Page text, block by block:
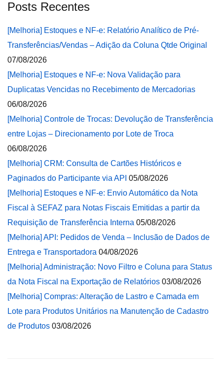
Posts Recentes
[Melhoria] Estoques e NF-e: Relatório Analítico de Pré-
Transferências/Vendas – Adição da Coluna Qtde Original
07/08/2026
[Melhoria] Estoques e NF-e: Nova Validação para
Duplicatas Vencidas no Recebimento de Mercadorias
06/08/2026
[Melhoria] Controle de Trocas: Devolução de Transferência
entre Lojas – Direcionamento por Lote de Troca
06/08/2026
[Melhoria] CRM: Consulta de Cartões Históricos e
Paginados do Participante via API 05/08/2026
[Melhoria] Estoques e NF-e: Envio Automático da Nota
Fiscal à SEFAZ para Notas Fiscais Emitidas a partir da
Requisição de Transferência Interna 05/08/2026
[Melhoria] API: Pedidos de Venda – Inclusão de Dados de
Entrega e Transportadora 04/08/2026
[Melhoria] Administração: Novo Filtro e Coluna para Status
da Nota Fiscal na Exportação de Relatórios 03/08/2026
[Melhoria] Compras: Alteração de Lastro e Camada em
Lote para Produtos Unitários na Manutenção de Cadastro
de Produtos 03/08/2026